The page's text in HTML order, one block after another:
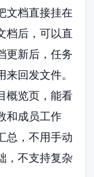
文档直接挂在
档后，可以直
更新后，任务
回发文件。
概览页，能看
和成员工作
总，不用手动
，不支持复杂